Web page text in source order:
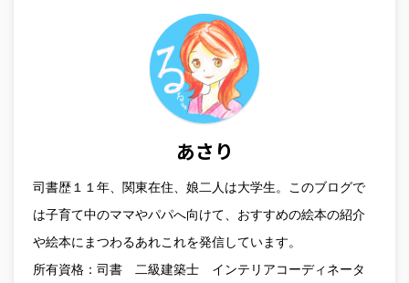
あさり
司書歴１１年、関東在住、娘二人は大学生。このブログで
は子育て中のママやパパへ向けて、おすすめの絵本の紹介
や絵本にまつわるあれこれを発信しています。
所有資格：司書 二級建築士 インテリアコーディネータ